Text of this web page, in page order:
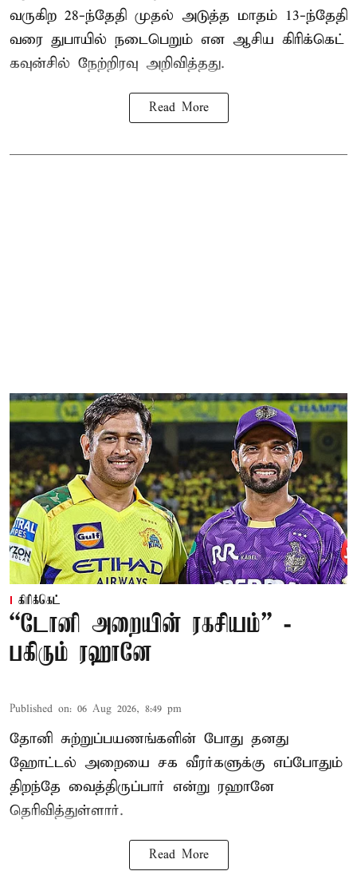
வருகிற 28-ந்தேதி முதல் அடுத்த மாதம் 13-ந்தேதி
வரை துபாயில் நடைபெறும் என ஆசிய கிரிக்கெட்
கவுன்சில் நேற்றிரவு அறிவித்தது.
Read More
கிரிக்கெட்
“டோனி அறையின் ரகசியம்” -
பகிரும் ரஹானே
Published on: 06 Aug 2026, 8:49 pm
தோனி சுற்றுப்பயணங்களின் போது தனது
ஹோட்டல் அறையை சக வீரர்களுக்கு எப்போதும்
திறந்தே வைத்திருப்பார் என்று ரஹானே
தெரிவித்துள்ளார்.
Read More